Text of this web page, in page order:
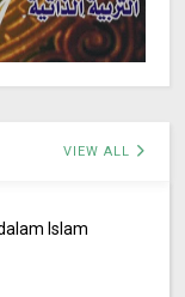
VIEW ALL
Islam